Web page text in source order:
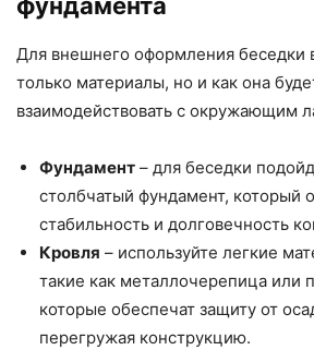
фундамента
Для внешнего оформления беседки
только материалы, но и как она
взаимодействовать с окружающим
Фундамент – для беседки
столбчатый фундамент, который
стабильность и долговечность
Кровля – используйте легкие
такие как металлочерепица или
которые обеспечат защиту от
перегружая конструкцию.